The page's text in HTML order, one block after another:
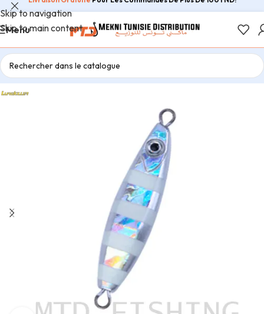
Skip to navigation
Skip to main content
Menu